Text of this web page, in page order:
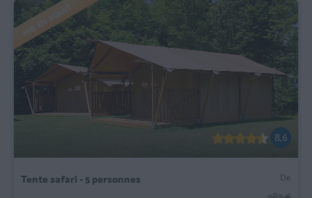
MIS EN AVANT
8,6
De
Tente safari - 5 personnes